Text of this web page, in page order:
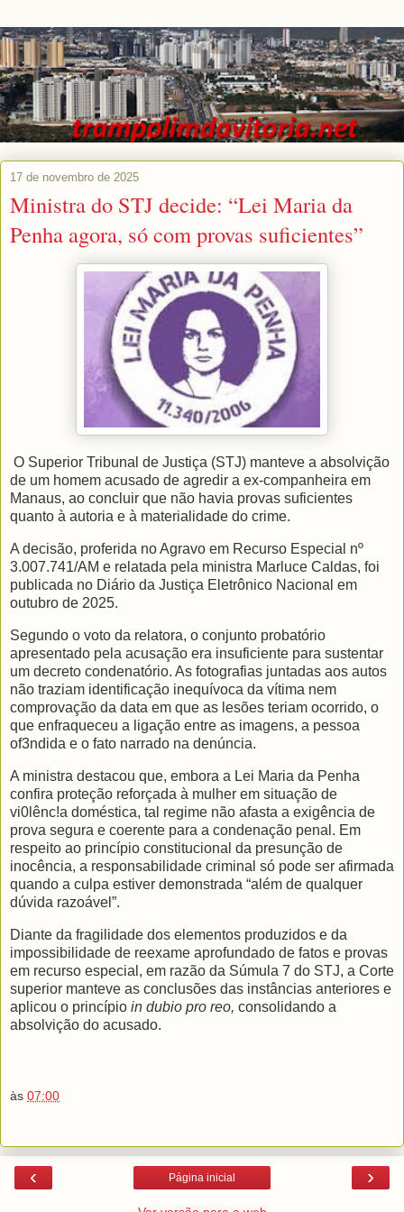
17 de novembro de 2025
Ministra do STJ decide: “Lei Maria da
Penha agora, só com provas suficientes”
O Superior Tribunal de Justiça (STJ) manteve a absolvição
de um homem acusado de agredir a ex-companheira em
Manaus, ao concluir que não havia provas suficientes
quanto à autoria e à materialidade do crime.
A decisão, proferida no Agravo em Recurso Especial nº
3.007.741/AM e relatada pela ministra Marluce Caldas, foi
publicada no Diário da Justiça Eletrônico Nacional em
outubro de 2025.
Segundo o voto da relatora, o conjunto probatório
apresentado pela acusação era insuficiente para sustentar
um decreto condenatório. As fotografias juntadas aos autos
não traziam identificação inequívoca da vítima nem
comprovação da data em que as lesões teriam ocorrido, o
que enfraqueceu a ligação entre as imagens, a pessoa
of3ndida e o fato narrado na denúncia.
A ministra destacou que, embora a Lei Maria da Penha
confira proteção reforçada à mulher em situação de
vi0lênc!a doméstica, tal regime não afasta a exigência de
prova segura e coerente para a condenação penal. Em
respeito ao princípio constitucional da presunção de
inocência, a responsabilidade criminal só pode ser afirmada
quando a culpa estiver demonstrada “além de qualquer
dúvida razoável”.
Diante da fragilidade dos elementos produzidos e da
impossibilidade de reexame aprofundado de fatos e provas
em recurso especial, em razão da Súmula 7 do STJ, a Corte
superior manteve as conclusões das instâncias anteriores e
aplicou o princípio in dubio pro reo, consolidando a
absolvição do acusado.
às 07:00
‹ ›
Página inicial